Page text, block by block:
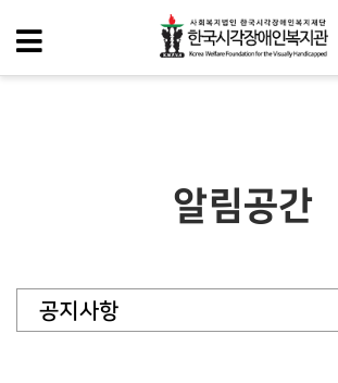
알림공간
공지사항